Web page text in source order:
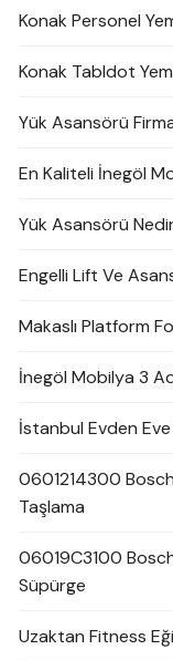
Konak Personel
Konak Tabldot
Yük Asansörü
En Kaliteli İnegöl
Yük Asansörü
Engelli Lift Ve
Makaslı Platform
İnegöl Mobilya 3
İstanbul Evden
0601214300 Bosch
Taşlama
06019C3100
Süpürge
Uzaktan Fitness